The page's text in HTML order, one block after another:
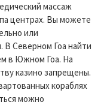
массаж
центрах. Вы можете
или
В Северном Гоа найти
в Южном Гоа. На
казино запрещены.
кораблях
можно